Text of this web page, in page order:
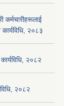
कर्मचारीहरूलाई
२०८३
२०८२
२०८२